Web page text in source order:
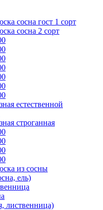
сосна гост 1 сорт
сосна 2 сорт
естественной
строганная
из сосны
ель)
лиственница)